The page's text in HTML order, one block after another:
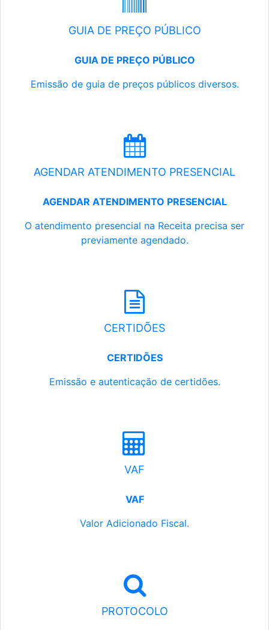
GUIA DE PREÇO PÚBLICO
GUIA DE PREÇO PÚBLICO
Emissão de guia de preços públicos diversos.
AGENDAR ATENDIMENTO PRESENCIAL
AGENDAR ATENDIMENTO PRESENCIAL
O atendimento presencial na Receita precisa ser
previamente agendado.
CERTIDÕES
CERTIDÕES
Emissão e autenticação de certidões.
VAF
VAF
Valor Adicionado Fiscal.
PROTOCOLO